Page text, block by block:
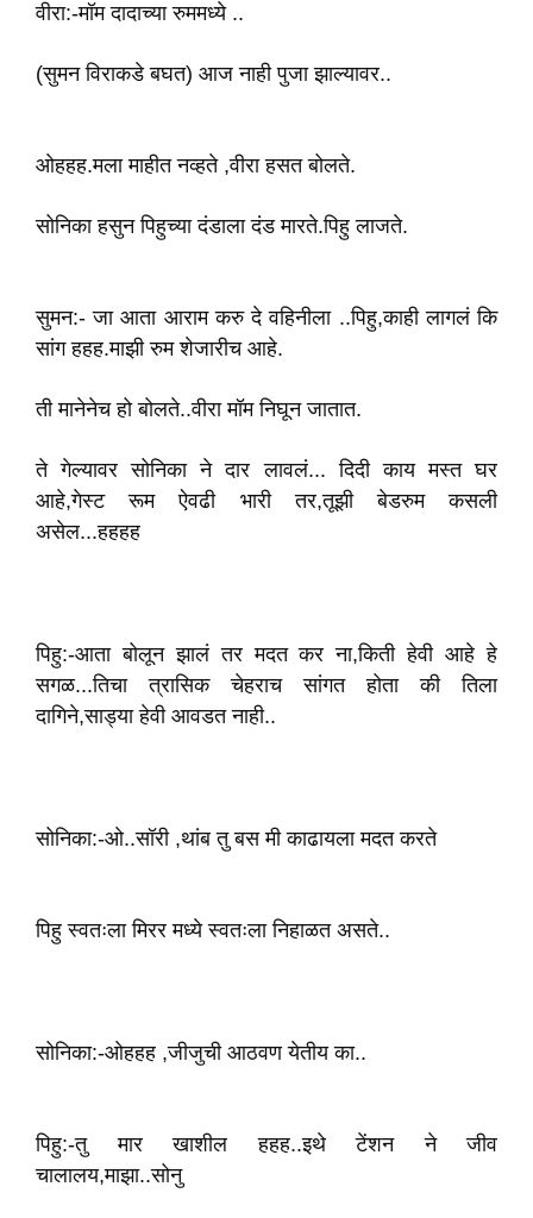
वीरा:-मॉम दादाच्या रुममध्ये ..
(सुमन विराकडे बघत) आज नाही पुजा झाल्याव‌र..
ओहहह.मला माहीत नव्हते ,वीरा हसत बोलते.
सोनिका हसुन पिहुच्या दंडाला दंड‌ मारते.पिहु लाजते.
सुमन:- जा आता आराम करु दे वहिनीला ..पिहु,काही लागलं कि
सांग हहह.माझी रुम शेजारीच आहे.
ती मानेनेच हो बोलते..वीरा मॉम निघून जातात.
ते गेल्यावर सोनिका ने दार लावलं... दिदी काय मस्त घर
आहे,गेस्ट रूम ऐवढी भारी तर,तूझी बेडरुम कसली
असेल...हहहह
पिहु:-आता बोलून झालं तर‌ मदत कर ना,किती हेवी आहे हे
सगळ...तिचा त्रासिक चेहराच सांगत होता की तिला
दागिने,साड्या हेवी आवडत‌ नाही..
सोनिका:-ओ..सॉ‌री ,थांब तु बस मी काढायला मदत करते‌
पिहु स्वतःला मिरर मध्ये स्वतःला निहाळत‌ असते..
सोनिका:-ओहहह ,जीजुची आठवण येतीय का..
पिहु:-‌तु‌ मार खाशील हहह..इथे टेंशन ने जीव
चालालय,माझा..सोनु